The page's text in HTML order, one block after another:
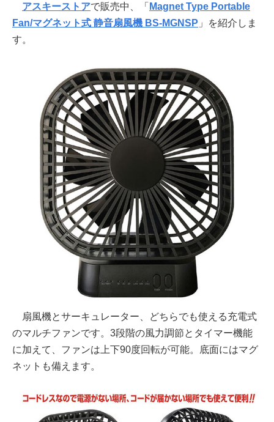
アスキーストアで販売中、「 Magnet Type Portable
Fan/マグネット式 静音扇風機 BS-MGNSP 」を紹介しま
す。
扇風機とサーキュレーター、どちらでも使える充電式
のマルチファンです。3段階の風力調節とタイマー機能
に加えて、ファンは上下90度回転が可能。底面にはマグ
ネットも備えます。